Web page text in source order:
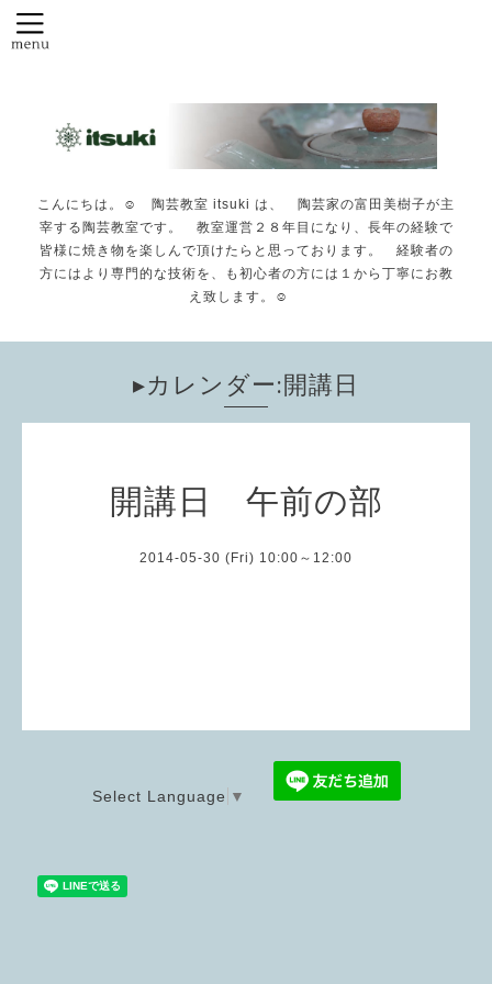
こんにちは。☺️ 陶芸教室 itsuki は、 陶芸家の富田美樹子が主
宰する陶芸教室です。 教室運営２８年目になり、長年の経験で
皆様に焼き物を楽しんで頂けたらと思っております。 経験者の
方にはより専門的な技術を、も初心者の方には１から丁寧にお教
え致します。☺️
▸カレンダー:開講日
開講日 午前の部
2014-05-30 (Fri) 10:00～12:00
Select Language ▼